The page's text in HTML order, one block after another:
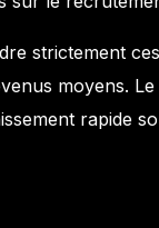
strictement
moyens.
rapide